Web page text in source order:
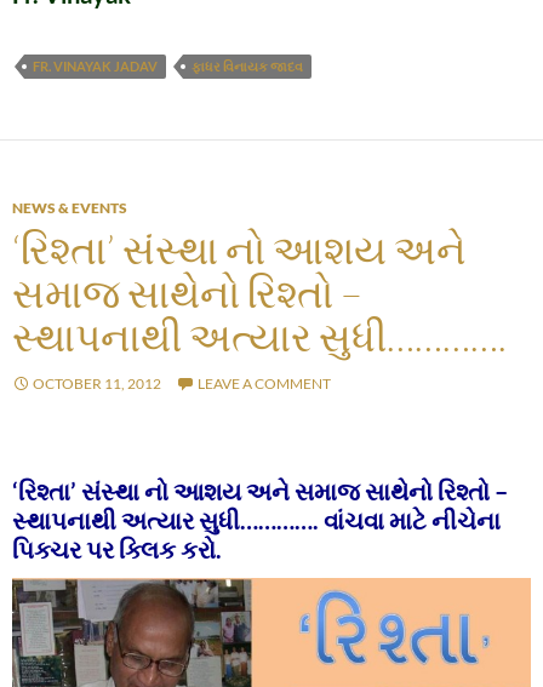
FR. VINAYAK JADAV ફાધર વિનાયક જાદવ
NEWS & EVENTS
‘રિશ્તા’ સંસ્થા નો આશય અને
સમાજ સાથેનો રિશ્તો –
સ્થાપનાથી અત્યાર સુધી………….
OCTOBER 11, 2012 LEAVE A COMMENT
‘રિશ્તા’ સંસ્થા નો આશય અને સમાજ સાથેનો રિશ્તો –
સ્થાપનાથી અત્યાર સુધી…………. વાંચવા માટે નીચેના
પિક્ચર પર ક્લિક કરો.